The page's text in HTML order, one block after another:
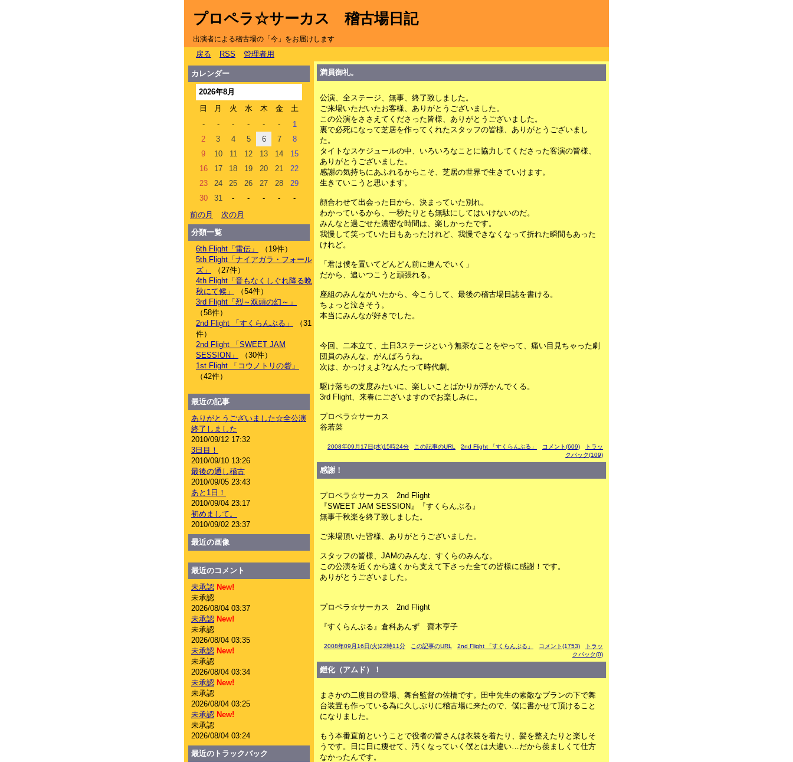
プロペラ☆サーカス 稽古場日記
出演者による稽古場の「今」をお届けします
戻る RSS 管理者用
満員御礼。
公演、全ステージ、無事、終了致しました。
ご来場いただいたお客様、ありがとうございました。
この公演をささえてくださった皆様、ありがとうございました。
裏で必死になって芝居を作ってくれたスタッフの皆様、ありがとうございまし
た。
タイトなスケジュールの中、いろいろなことに協力してくださった客演の皆様、
ありがとうございました。
感謝の気持ちにあふれるからこそ、芝居の世界で生きていけます。
生きていこうと思います。
顔合わせて出会った日から、決まっていた別れ。
わかっているから、一秒たりとも無駄にしてはいけないのだ。
みんなと過ごせた濃密な時間は、楽しかったです。
我慢して笑っていた日もあったけれど、我慢できなくなって折れた瞬間もあった
けれど。
「君は僕を置いてどんどん前に進んでいく」
だから、追いつこうと頑張れる。
座組のみんながいたから、今こうして、最後の稽古場日誌を書ける。
ちょっと泣きそう。
本当にみんなが好きでした。
今回、二本立て、土日3ステージという無茶なことをやって、痛い目見ちゃった劇
団員のみんな、がんばろうね。
次は、かっけぇよ?なんたって時代劇。
駆け落ちの支度みたいに、楽しいことばかりが浮かんでくる。
3rd Flight、来春にございますのでお楽しみに。
プロペラ☆サーカス
谷若菜
2008年09月17日(水)15時24分 この記事のURL 2nd Flight 「すくらんぶる」 コメント(609)
トラッ
クバック(109)
感謝！
プロペラ☆サーカス 2nd Flight
『SWEET JAM SESSION』『すくらんぶる』
無事千秋楽を終了致しました。
ご来場頂いた皆様、ありがとうございました。
スタッフの皆様、JAMのみんな、すくらのみんな。
この公演を近くから遠くから支えて下さった全ての皆様に感謝！です。
ありがとうございました。
プロペラ☆サーカス 2nd Flight
『すくらんぶる』倉科あんず 齋木亨子
2008年09月16日(火)22時11分 この記事のURL 2nd Flight 「すくらんぶる」 コメント(1753)
トラッ
クバック(0)
鎧化（アムド）！
まさかの二度目の登場、舞台監督の佐橋です。田中先生の素敵なプランの下で舞
台装置も作っている為に久しぶりに稽古場に来たので、僕に書かせて頂けること
になりました。
もう本番直前ということで役者の皆さんは衣装を着たり、髪を整えたりと楽しそ
うです。日に日に痩せて、汚くなっていく僕とは大違い…だから羨ましくて仕方
なかったんです。
カレンダー
2026年8月
日
月 火 水 木 金
土
-
- - - - -
1
2
3 4 5 6 7
8
9
10 11 12 13 14
15
16
17 18 19 20 21
22
23
24 25 26 27 28
29
30
31 - - - -
-
前の月
次の月
分類一覧
6th Flight「雷伝」
（19件）
5th Flight「ナイアガラ・フォール
ズ」
（27件）
4th Flight「音もなくしぐれ降る晩
秋にて候」
（54件）
3rd Flight「烈～双頭の幻～」
（58件）
2nd Flight 「すくらんぶる」
（31
件）
2nd Flight 「SWEET JAM
SESSION」
（30件）
1st Flight 「コウノトリの砦」
（42件）
最近の記事
ありがとうございました☆全公演
終了しました
2010/09/12 17:32
3日目！
2010/09/10 13:26
最後の通し稽古
2010/09/05 23:43
あと1日！
2010/09/04 23:17
初めまして。
2010/09/02 23:37
最近の画像
最近のコメント
未承認 New!
未承認
2026/08/04 03:37
未承認 New!
未承認
2026/08/04 03:35
未承認 New!
未承認
2026/08/04 03:34
未承認 New!
未承認
2026/08/04 03:25
未承認 New!
未承認
2026/08/04 03:24
最近のトラックバック